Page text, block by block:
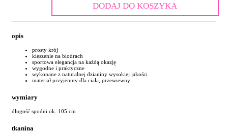
DODAJ DO KOSZYKA
opis
prosty krój
kieszenie na biodrach
sportowa elegancja na każdą okazję
wygodne i praktyczne
wykonane z naturalnej dzianiny wysokiej jakości
materiał przyjemny dla ciała, przewiewny
wymiary
długość spodni ok. 105 cm
tkanina